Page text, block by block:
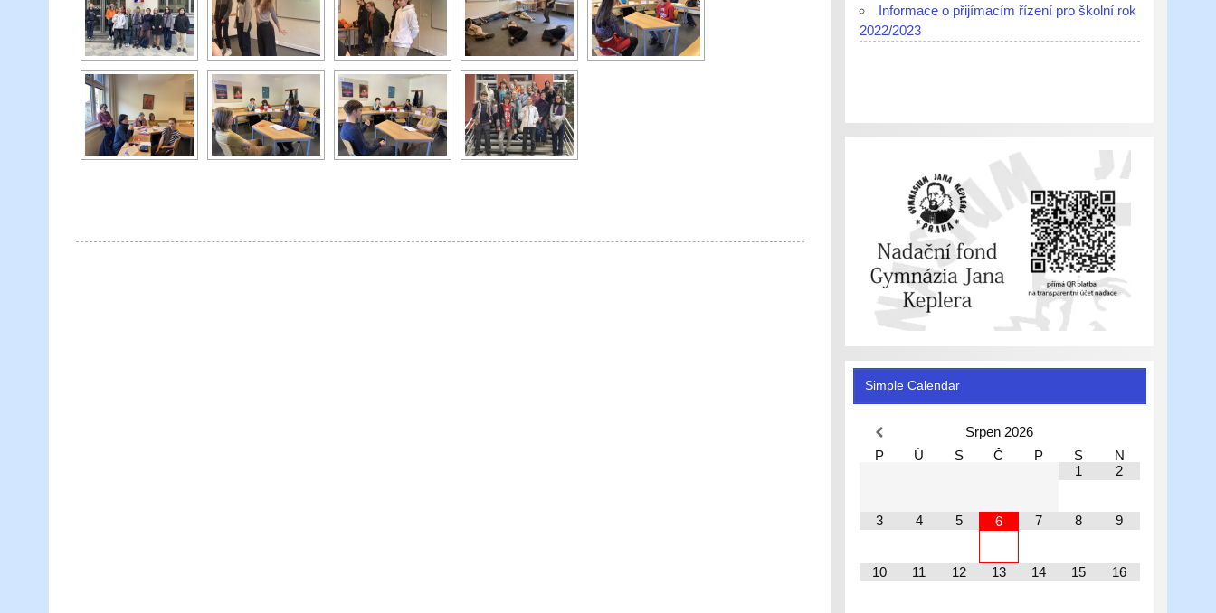
Informace o přijímacím řízení pro školní rok
2022/2023
Simple Calendar
Srpen 2026
P
Ú S Č P S
N
1
2
3 4 5 6 7 8 9
10 11 12 13 14 15 16